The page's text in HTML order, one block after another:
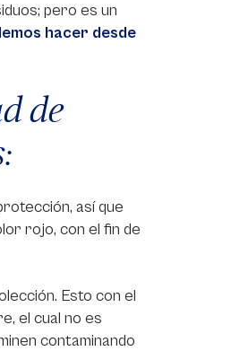
pero es un
hacer desde
de
así que
rojo, con el fin de
Esto con el
el cual no es
contaminando